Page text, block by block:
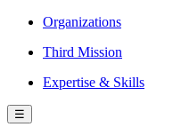
Organizations
Third Mission
Expertise & Skills
☰